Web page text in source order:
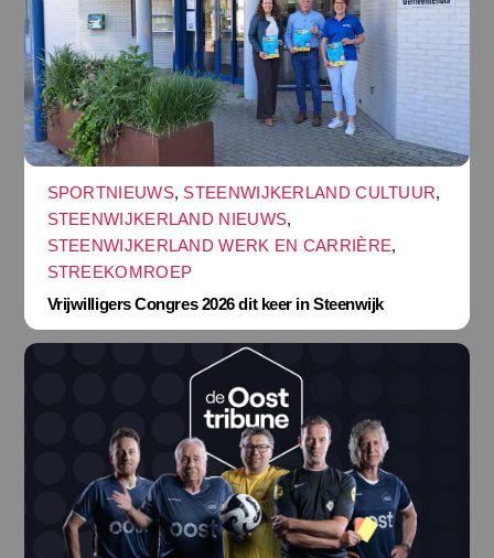
SPORTNIEUWS, STEENWIJKERLAND CULTUUR,
STEENWIJKERLAND NIEUWS,
STEENWIJKERLAND WERK EN CARRIÈRE,
STREEKOMROEP
Vrijwilligers Congres 2026 dit keer in Steenwijk